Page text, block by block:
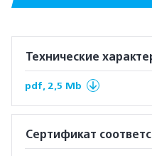
Технические
pdf, 2,5 Mb
Сертификат